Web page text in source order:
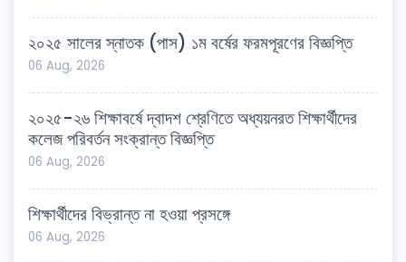
২০২৫ সালের স্নাতক (পাস) ১ম বর্ষের ফরমপূরণের বিজ্ঞপ্তি
06 Aug, 2026
২০২৫-২৬ শিক্ষাবর্ষে দ্বাদশ শ্রেণিতে অধ্যয়নরত শিক্ষার্থীদের
কলেজ পরিবর্তন সংক্রান্ত বিজ্ঞপ্তি
06 Aug, 2026
শিক্ষার্থীদের বিভ্রান্ত না হওয়া প্রসঙ্গে
06 Aug, 2026